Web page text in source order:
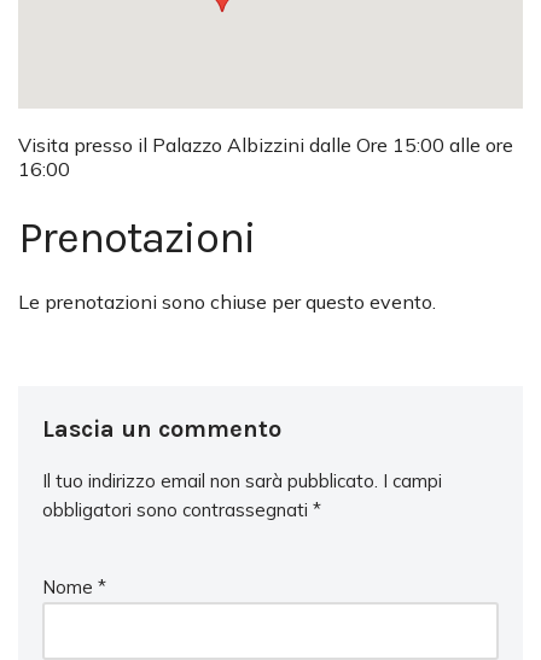
Visita presso il Palazzo Albizzini dalle Ore 15:00 alle ore
16:00
Prenotazioni
Le prenotazioni sono chiuse per questo evento.
Lascia un commento
Il tuo indirizzo email non sarà pubblicato. I campi
obbligatori sono contrassegnati *
Nome *